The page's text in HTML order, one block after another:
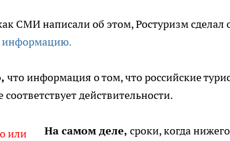
СМИ написали об этом, Ростуризм
информацию.
что информация о том, что российские
соответствует действительности.
или
На самом деле, сроки, когда